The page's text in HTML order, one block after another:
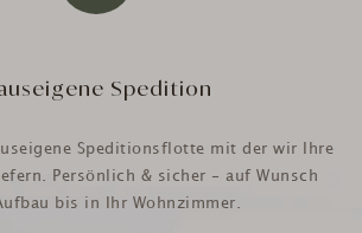
Spedition
Speditionsflotte mit der wir Ihre
Persönlich & sicher - auf Wunsch
bis in Ihr Wohnzimmer.